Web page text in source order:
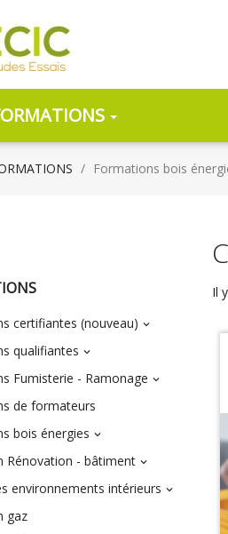
Formations bois
certifiantes (nouveau) 
qualifiantes 
Fumisterie - Ramonage 
de formateurs
bois énergies 
Rénovation - bâtiment 
environnements intérieurs 
gaz
Il